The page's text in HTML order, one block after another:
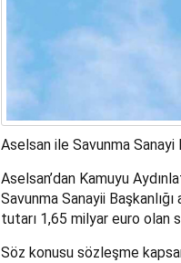
Aselsan ile Savunma Sanayi
Aselsan’dan Kamuyu
Savunma Sanayii
tutarı 1,65 milyar euro olan
Söz konusu sözleşme